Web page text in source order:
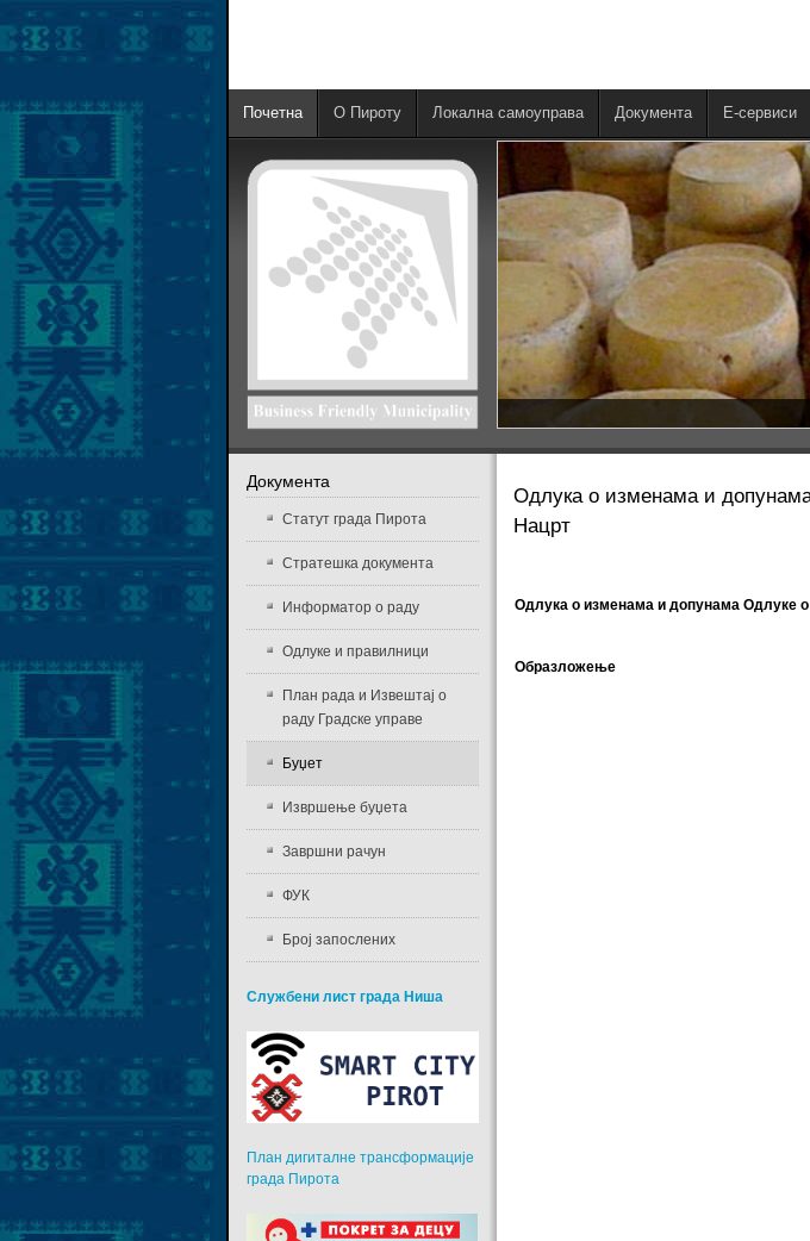
Почетна О Пироту Локална самоуправа Документа E-сервиси
Одлука о изменама и
Нацрт
Одлука о изменама и допунама Одлуке о
Образложење
Документа
Статут града Пирота
Стратешка документа
Информатор о раду
Одлуке и правилници
План рада и Извештај о
раду Градске управе
Буџет
Извршење буџета
Завршни рачун
ФУК
Број запослених
Службени лист града Ниша
План дигиталне трансформације
града Пирота